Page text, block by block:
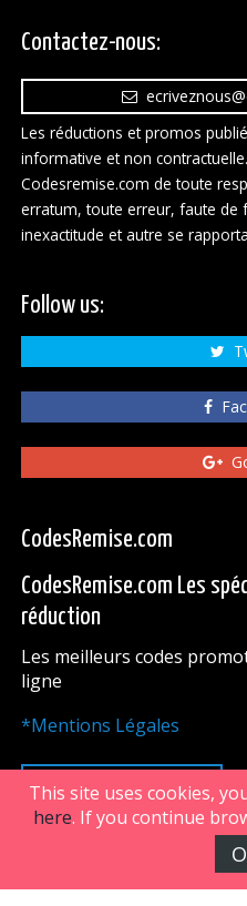
Contactez-nous:
Les réductions et promos
informative et non
Codesremise.com de toute
erratum, toute erreur, faute de
inexactitude et autre se
Follow us:
CodesRemise.com
CodesRemise.com Les
réduction
Les meilleurs codes
ligne
*Mentions Légales
HAUT DE PAGE
FiveDoors
This site uses cookies,
here. If you continue